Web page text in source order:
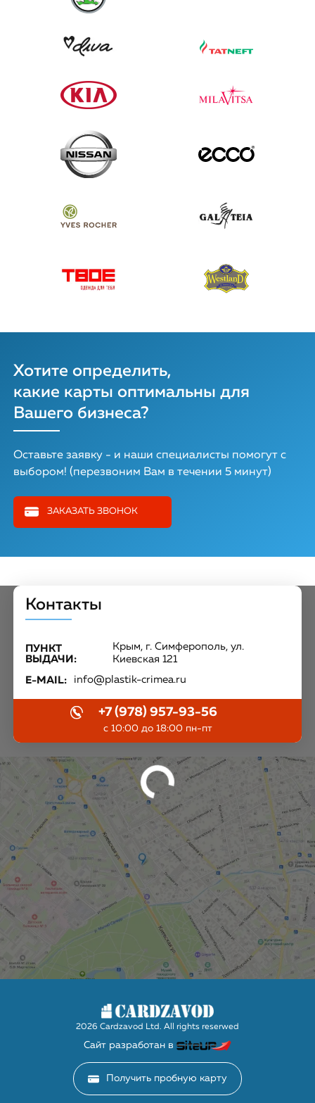
Хотите определить,
какие карты оптимальны для
Вашего бизнеса?
Оставьте заявку - и наши специалисты помогут с
выбором! (перезвоним Вам в течении 5 минут)
ЗАКАЗАТЬ ЗВОНОК
Контакты
ПУНКТ
ВЫДАЧИ:
Крым, г. Симферополь, ул.
Киевская 121
E-MAIL:
info@plastik-crimea.ru
+7 (978) 957-93-56
с 10:00 до 18:00 пн-пт
2026 Cardzavod Ltd. All rights reserwed
Сайт разработан в
Получить пробную карту